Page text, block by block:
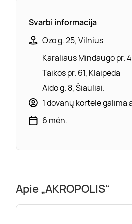
Svarbi informacija
Ozo g. 25, Vilnius
Karaliaus Mindaugo pr.
Taikos pr. 61, Klaipėda
Aido g. 8, Šiauliai.
1 dovanų kortele
6 mėn.
Apie „AKROPOLIS“